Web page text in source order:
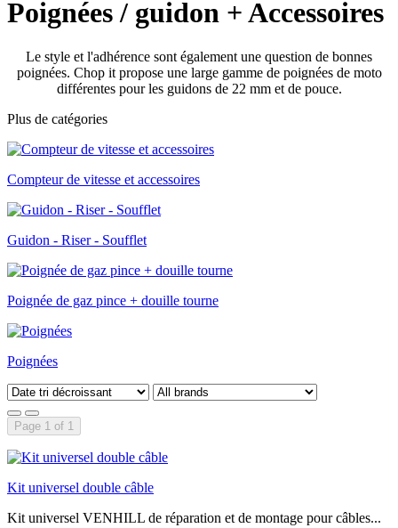
Poignées / guidon + Accessoires
Le style et l'adhérence sont également une question de bonnes
poignées. Chop it propose une large gamme de poignées de moto
différentes pour les guidons de 22 mm et de pouce.
Plus de catégories
Compteur de vitesse et accessoires
Guidon - Riser - Soufflet
Poignée de gaz pince + douille tourne
Poignées
Page 1 of 1
Kit universel double câble
Kit universel VENHILL de réparation et de montage pour câbles...